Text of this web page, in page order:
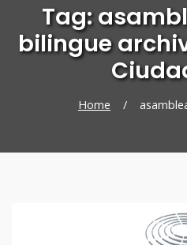
Tag:
bilingue
Home /